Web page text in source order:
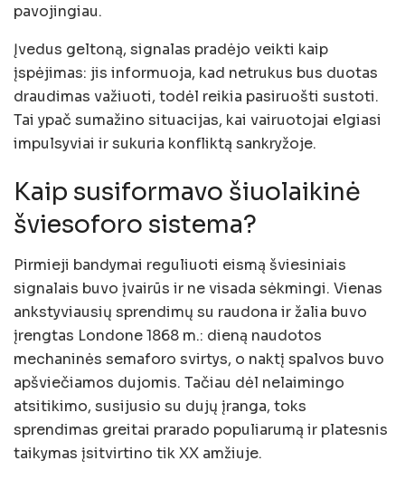
pavojingiau.
Įvedus geltoną, signalas pradėjo veikti kaip
įspėjimas: jis informuoja, kad netrukus bus duotas
draudimas važiuoti, todėl reikia pasiruošti sustoti.
Tai ypač sumažino situacijas, kai vairuotojai elgiasi
impulsyviai ir sukuria konfliktą sankryžoje.
Kaip susiformavo šiuolaikinė
šviesoforo sistema?
Pirmieji bandymai reguliuoti eismą šviesiniais
signalais buvo įvairūs ir ne visada sėkmingi. Vienas
ankstyviausių sprendimų su raudona ir žalia buvo
įrengtas Londone 1868 m.: dieną naudotos
mechaninės semaforo svirtys, o naktį spalvos buvo
apšviečiamos dujomis. Tačiau dėl nelaimingo
atsitikimo, susijusio su dujų įranga, toks
sprendimas greitai prarado populiarumą ir platesnis
taikymas įsitvirtino tik XX amžiuje.